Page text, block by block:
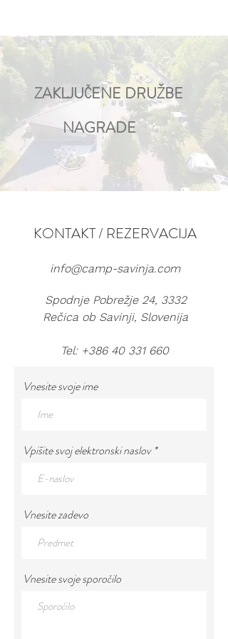
ZAKLJUČENE DRUŽBE
NAGRADE
KONTAKT / REZERVACIJA
info@camp-savinja.com
Spodnje Pobrežje 24, 3332
Rečica ob Savinji, Slovenija
Tel: +386 40 331 660
Vnesite svoje ime
Vpišite svoj elektronski naslov
Vnesite zadevo
Vnesite svoje sporočilo